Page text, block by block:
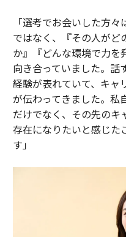
「選考でお会いした方
ではなく、『その人がど
か』『どんな環境で力を
向き合っていました。話
経験が表れていて、キャ
が伝わってきました。私
だけでなく、その先のキ
存在になりたいと感じた
す」